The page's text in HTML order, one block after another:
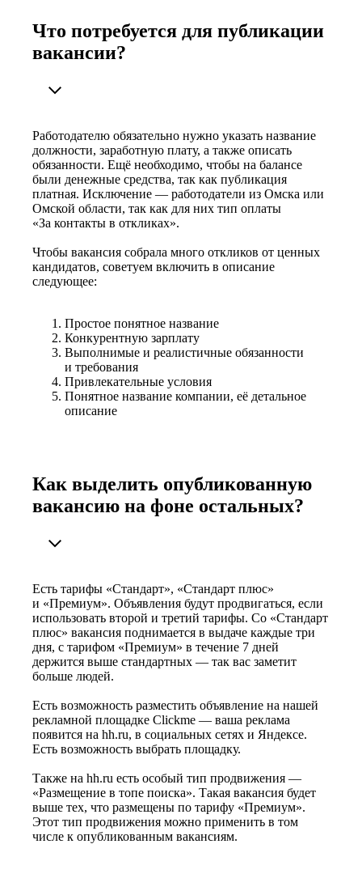
Что потребуется для публикации
вакансии?
Работодателю обязательно нужно указать название
должности, заработную плату, а также описать
обязанности. Ещё необходимо, чтобы на балансе
были денежные средства, так как публикация
платная. Исключение — работодатели из Омска или
Омской области, так как для них тип оплаты
«За контакты в откликах».
Чтобы вакансия собрала много откликов от ценных
кандидатов, советуем включить в описание
следующее:
Простое понятное название
Конкурентную зарплату
Выполнимые и реалистичные обязанности
и требования
Привлекательные условия
Понятное название компании, её детальное
описание
Как выделить опубликованную
вакансию на фоне остальных?
Есть тарифы «Стандарт», «Стандарт плюс»
и «Премиум». Объявления будут продвигаться, если
использовать второй и третий тарифы. Со «Стандарт
плюс» вакансия поднимается в выдаче каждые три
дня, с тарифом «Премиум» в течение 7 дней
держится выше стандартных — так вас заметит
больше людей.
Есть возможность разместить объявление на нашей
рекламной площадке Clickme — ваша реклама
появится на hh.ru, в социальных сетях и Яндексе.
Есть возможность выбрать площадку.
Также на hh.ru есть особый тип продвижения —
«Размещение в топе поиска». Такая вакансия будет
выше тех, что размещены по тарифу «Премиум».
Этот тип продвижения можно применить в том
числе к опубликованным вакансиям.